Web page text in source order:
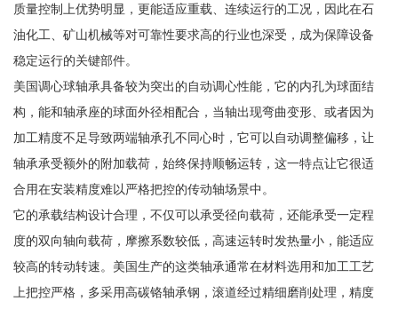
质量控制上优势明显，更能适应重载、连续运行的工况，因此在石
油化工、矿山机械等对可靠性要求高的行业也深受，成为保障设备
稳定运行的关键部件。
美国调心球轴承具备较为突出的自动调心性能，它的内孔为球面结
构，能和轴承座的球面外径相配合，当轴出现弯曲变形、或者因为
加工精度不足导致两端轴承孔不同心时，它可以自动调整偏移，让
轴承承受额外的附加载荷，始终保持顺畅运转，这一特点让它很适
合用在安装精度难以严格把控的传动轴场景中。
它的承载结构设计合理，不仅可以承受径向载荷，还能承受一定程
度的双向轴向载荷，摩擦系数较低，高速运转时发热量小，能适应
较高的转动转速。美国生产的这类轴承通常在材料选用和加工工艺
上把控严格，多采用高碳铬轴承钢，滚道经过精细磨削处理，精度